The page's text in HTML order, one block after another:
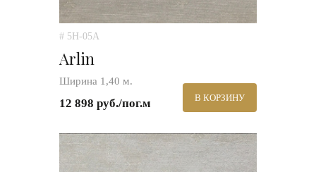
# 5H-05A
Arlin
Ширина 1,40 м.
12 898 руб./пог.м В КОРЗИНУ